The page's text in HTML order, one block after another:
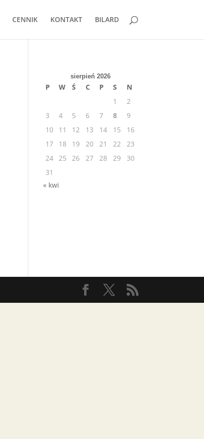
CENNIK KONTAKT BILARD
sierpień 2026
P W Ś C P S
N
1
2
3
4 5 6 7 8
9
10
11 12 13 14 15
16
17
18 19 20 21 22
23
24 25 26 27 28 29
30
31
« kwi